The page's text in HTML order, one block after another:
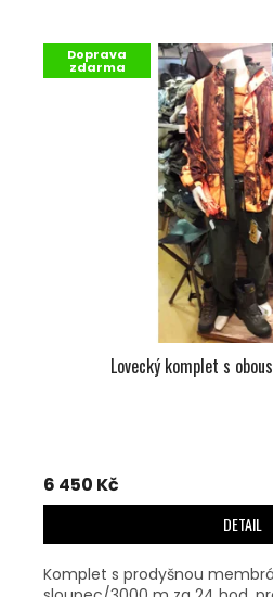
Doprava
zdarma
Lovecký komplet s
6 450 Kč
DETAIL
Komplet s prodyšnou